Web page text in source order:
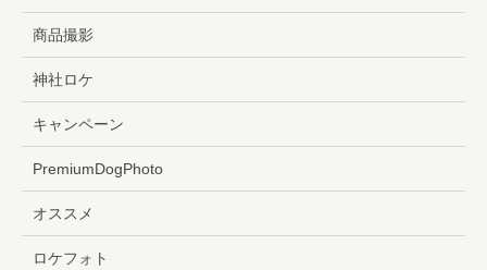
商品撮影
神社ロケ
キャンペーン
PremiumDogPhoto
オススメ
ロケフォト